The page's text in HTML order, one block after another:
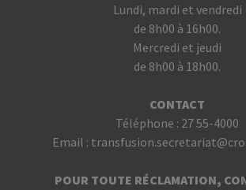
Lundi, mardi et vendredi
de 8h00 à 16h00.
Mercredi et jeudi
de 8h00 à 18h00.
CONTACT
Téléphone : 27 55-4000
Email :
POUR TOUTE RÉCLAMATION,